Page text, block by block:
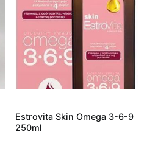
Estrovita Skin Omega 3-6-9
250ml